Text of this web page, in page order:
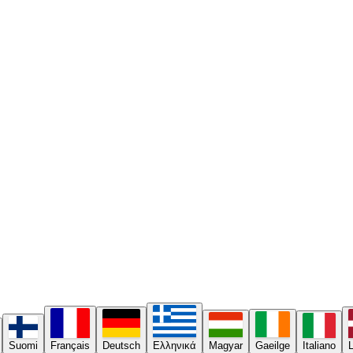
Suomi Français Deutsch Ελληνικά Magyar Gaeilge Italiano